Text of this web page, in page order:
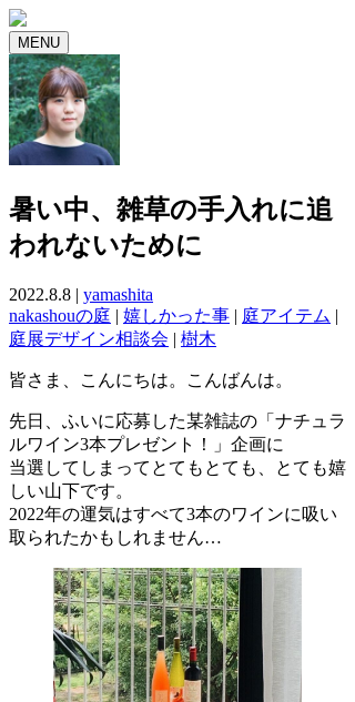
MENU
暑い中、雑草の手入れに追
われないために
2022.8.8 | yamashita
nakashouの庭 | 嬉しかった事 | 庭アイテム |
庭展デザイン相談会 | 樹木
皆さま、こんにちは。こんばんは。
先日、ふいに応募した某雑誌の「ナチュラ
ルワイン3本プレゼント！」企画に
当選してしまってとてもとても、とても嬉
しい山下です。
2022年の運気はすべて3本のワインに吸い
取られたかもしれません…